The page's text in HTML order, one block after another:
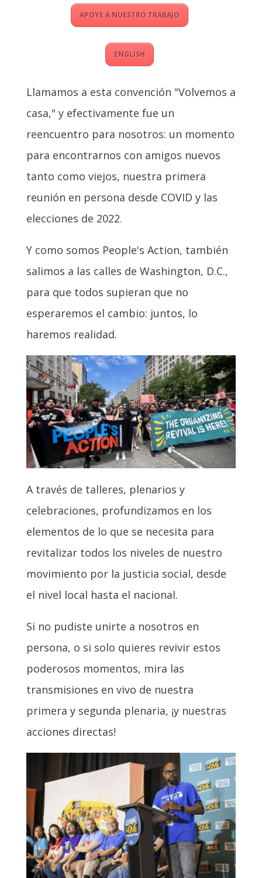
APOYE A NUESTRO TRABAJO
ENGLISH
Llamamos a esta convención "Volvemos a
casa," y efectivamente fue un
reencuentro para nosotros: un momento
para encontrarnos con amigos nuevos
tanto como viejos, nuestra primera
reunión en persona desde COVID y las
elecciones de 2022.
Y como somos People's Action, también
salimos a las calles de Washington, D.C.,
para que todos supieran que no
esperaremos el cambio: juntos, lo
haremos realidad.
A través de talleres, plenarios y
celebraciones, profundizamos en los
elementos de lo que se necesita para
revitalizar todos los niveles de nuestro
movimiento por la justicia social, desde
el nivel local hasta el nacional.
Si no pudiste unirte a nosotros en
persona, o si solo quieres revivir estos
poderosos momentos, mira las
transmisiones en vivo de nuestra
primera y segunda plenaria, ¡y nuestras
acciones directas!